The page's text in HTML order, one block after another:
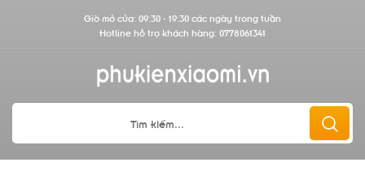
Giờ mở cửa: 09:30 - 19:30 các ngày trong tuần
Hotline hỗ trợ khách hàng: 0778061341